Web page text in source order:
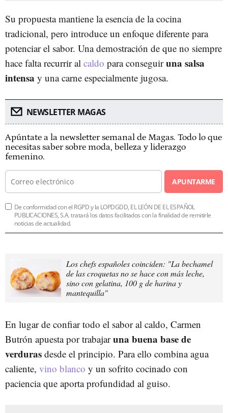
Su propuesta mantiene la esencia de la cocina
tradicional, pero introduce un enfoque diferente para
potenciar el sabor. Una demostración de que no siempre
hace falta recurrir al caldo para conseguiruna salsa
intensa y una carne especialmente jugosa.
NEWSLETTER MAGAS
Apúntate a la newsletter semanal de Magas. Todo lo que
necesitas saber sobre moda, belleza y liderazgo
femenino.
APUNTARME
De conformidad con el RGPD y la LOPDGDD, EL LEÓN DE EL ESPAÑOL
PUBLICACIONES, S.A. tratará los datos facilitados con la finalidad de remitirle
noticias de actualidad.
Los chefs españoles coinciden: "La bechamel
de las croquetas no se hace con más leche,
sino con gelatina, 100 g de harina y
mantequilla"
En lugar de confiar todo el sabor al caldo, Carmen
Butrón apuesta por trabajaruna buena base de
verduras desde el principio. Para ello combina agua
caliente, vino blanco y un sofrito cocinado con
paciencia que aporta profundidad al guiso.